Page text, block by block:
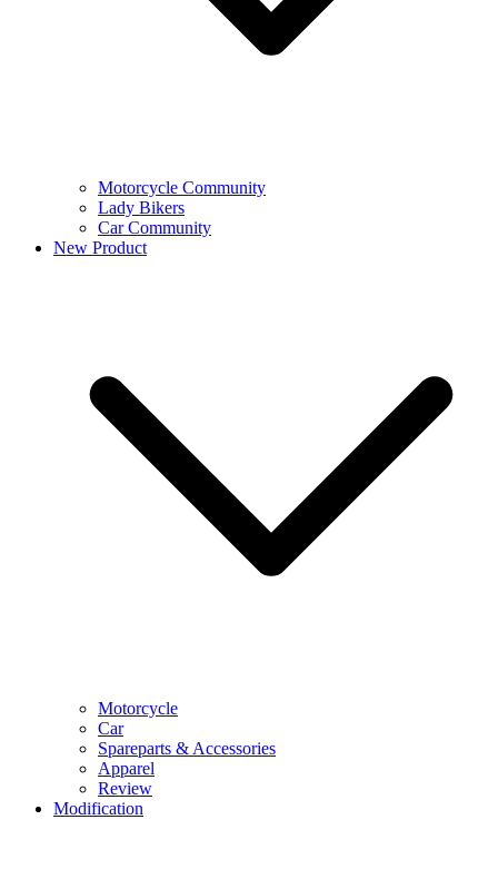
Motorcycle Community
Lady Bikers
Car Community
New Product
Motorcycle
Car
Spareparts & Accessories
Apparel
Review
Modification